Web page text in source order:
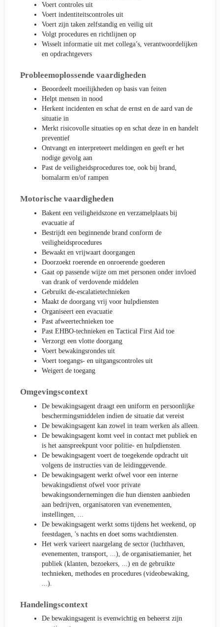
Voert controles uit
Voert indentiteitscontroles uit
Voert zijn taken zelfstandig en veilig uit
Volgt procedures en richtlijnen op
Wisselt informatie uit met collega’s, verantwoordelijken
en opdrachtgevers
Probleemoplossende vaardigheden
Beoordeelt moeilijkheden op basis van feiten
Helpt mensen in nood
Herkent incidenten en schat de ernst en de aard van de
situatie in
Merkt risicovolle situaties op en schat deze in en handelt
preventief
Ontvangt en interpreteert meldingen en geeft er het
nodige gevolg aan
Past de veiligheidsprocedures toe, ook bij brand,
bomalarm en/of rampen
Motorische vaardigheden
Bakent een veiligheidszone en verzamelplaats bij
evacuatie af
Bestrijdt een beginnende brand conform de
veiligheidsprocedures
Bewaakt en vrijwaart doorgangen
Doorzoekt roerende en onroerende goederen
Gaat op passende wijze om met personen onder invloed
van drank of verdovende middelen
Gebruikt de-escalatietechnieken
Maakt de doorgang vrij voor hulpdiensten
Organiseert een evacuatie
Past afweertechnieken toe
Past EHBO-technieken en Tactical First Aid toe
Verzorgt een vlotte doorgang
Voert bewakingsrondes uit
Voert toegangs- en uitgangscontroles uit
Weigert de toegang
Omgevingscontext
De bewakingsagent draagt een uniform en persoonlijke
beschermingsmiddelen indien de situatie dat vereist
De bewakingsagent kan zowel in team werken als alleen.
De bewakingsagent komt veel in contact met publiek en
is het aanspreekpunt voor politie- en hulpdiensten.
De bewakingsagent voert de toegekende opdracht uit
volgens de instructies van de leidinggevende.
De bewakingsagent werkt ofwel voor een interne
bewakingsdienst ofwel voor private
bewakingsondernemingen die hun diensten aanbieden
aan bedrijven, organisatoren van evenementen,
instellingen, ...
De bewakingsagent werkt soms tijdens het weekend, op
feestdagen, 's nachts en doet soms wachtdiensten.
Het werk varieert naargelang de sector (luchthaven,
evenementen, transport, ...), de organisatiemanier, het
publiek (klanten, bezoekers, ...) en de gebruikte
technieken, methodes en procedures (videobewaking,
...).
Handelingscontext
De bewakingsagent is evenwichtig en beheerst zijn